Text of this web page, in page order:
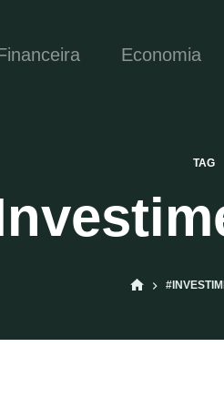
Economia
TAG
INÍCIO